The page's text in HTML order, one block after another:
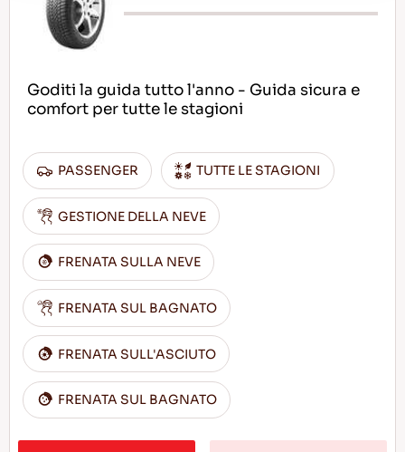
Goditi la guida tutto l'anno - Guida sicura e
comfort per tutte le stagioni
PASSENGER TUTTE LE STAGIONI
GESTIONE DELLA NEVE
FRENATA SULLA NEVE
FRENATA SUL BAGNATO
FRENATA SULL'ASCIUTO
FRENATA SUL BAGNATO